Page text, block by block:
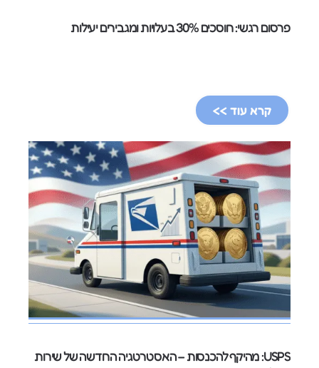
פרסום רגשי: חוסכים 30% בעלויות ומגבירים יעילות
קרא עוד >>
USPS: מהיקף להכנסות – האסטרטגיה החדשה של שירות